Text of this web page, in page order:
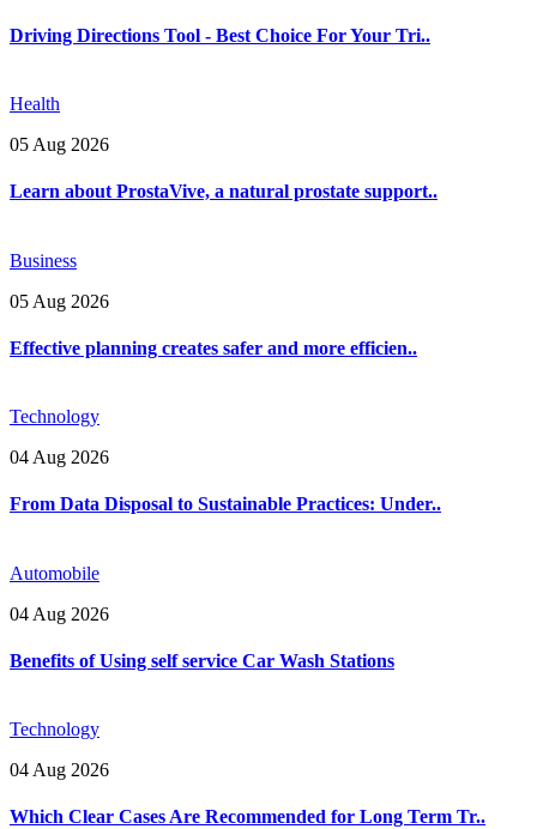
Driving Directions Tool - Best Choice For Your Tri..
Health
05 Aug 2026
Learn about ProstaVive, a natural prostate support..
Business
05 Aug 2026
Effective planning creates safer and more efficien..
Technology
04 Aug 2026
From Data Disposal to Sustainable Practices: Under..
Automobile
04 Aug 2026
Benefits of Using self service Car Wash Stations
Technology
04 Aug 2026
Which Clear Cases Are Recommended for Long Term Tr..